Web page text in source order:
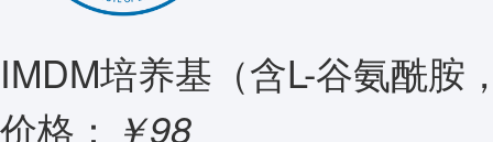
IMDM培养基（含L-谷氨酰胺
价格： ￥98